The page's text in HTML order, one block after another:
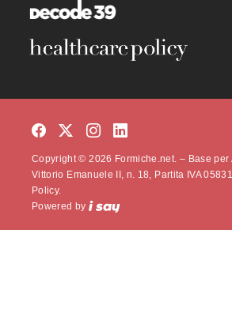
Copyright © 2026 Formiche.net. – Base per
Vittorio Emanuele II, n. 18, Partita IVA
Policy.
Powered by